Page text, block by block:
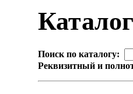
Поиск по каталогу:
Реквизитный и